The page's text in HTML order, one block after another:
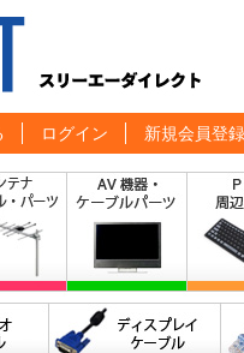
ログイン 新規会員登録